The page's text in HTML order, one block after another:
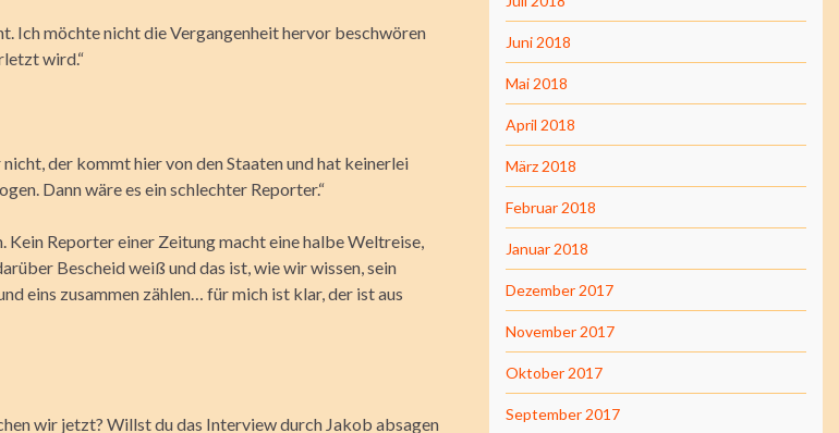
Ich möchte nicht die Vergangenheit hervor beschwören
wird.“
der kommt hier von den Staaten und hat keinerlei
Dann wäre es ein schlechter Reporter.“
Kein Reporter einer Zeitung macht eine halbe Weltreise,
Bescheid weiß und das ist, wie wir wissen, sein
eins zusammen zählen… für mich ist klar, der ist aus
wir jetzt? Willst du das Interview durch Jakob absagen
Juni 2018
Mai 2018
April 2018
März 2018
Februar 2018
Januar 2018
Dezember 2017
November 2017
Oktober 2017
September 2017